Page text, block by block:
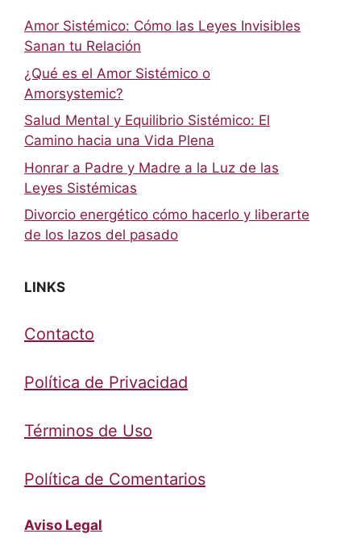
Amor Sistémico: Cómo las Leyes Invisibles
Sanan tu Relación
¿Qué es el Amor Sistémico o
Amorsystemic?
Salud Mental y Equilibrio Sistémico: El
Camino hacia una Vida Plena
Honrar a Padre y Madre a la Luz de las
Leyes Sistémicas
Divorcio energético cómo hacerlo y liberarte
de los lazos del pasado
LINKS
Contacto
Política de Privacidad
Términos de Uso
Política de Comentarios
Aviso Legal